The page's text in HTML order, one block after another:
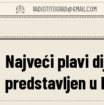
RADIOTITOGRAD@GMAIL.COM
Najveći plavi
predstavljen u